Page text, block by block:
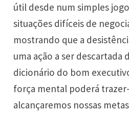
útil desde num simples
situações difíceis de
mostrando que a
uma ação a ser descartada
dicionário do bom
força mental poderá
alcançaremos nossas